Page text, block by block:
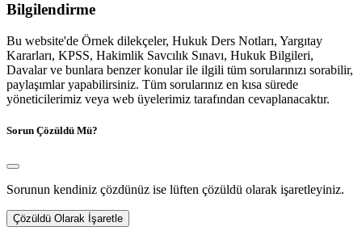
Bilgilendirme
Bu website'de Örnek dilekçeler, Hukuk Ders Notları, Yargıtay
Kararları, KPSS, Hakimlik Savcılık Sınavı, Hukuk Bilgileri,
Davalar ve bunlara benzer konular ile ilgili tüm sorularınızı sorabilir,
paylaşımlar yapabilirsiniz. Tüm sorularınız en kısa sürede
yöneticilerimiz veya web üyelerimiz tarafından cevaplanacaktır.
Sorun Çözüldü Mü?
Sorunun kendiniz çözdünüz ise lüften çözüldü olarak işaretleyiniz.
Çözüldü Olarak İşaretle